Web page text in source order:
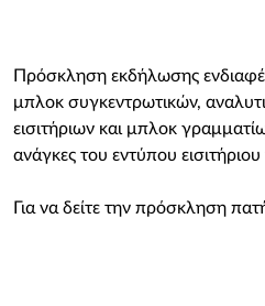
Πρόσκληση εκδήλωσης
μπλοκ συγκεντρωτικών,
εισιτήριων και μπλοκ
ανάγκες του εντύπου
Για να δείτε την πρόσκληση